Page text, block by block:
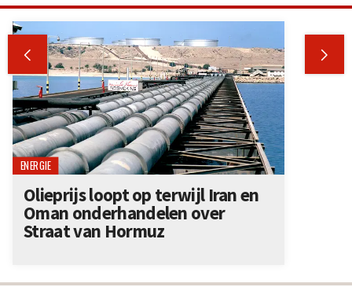
 
ENERGIE
Olieprijs loopt op terwijl Iran en
Oman onderhandelen over
Straat van Hormuz